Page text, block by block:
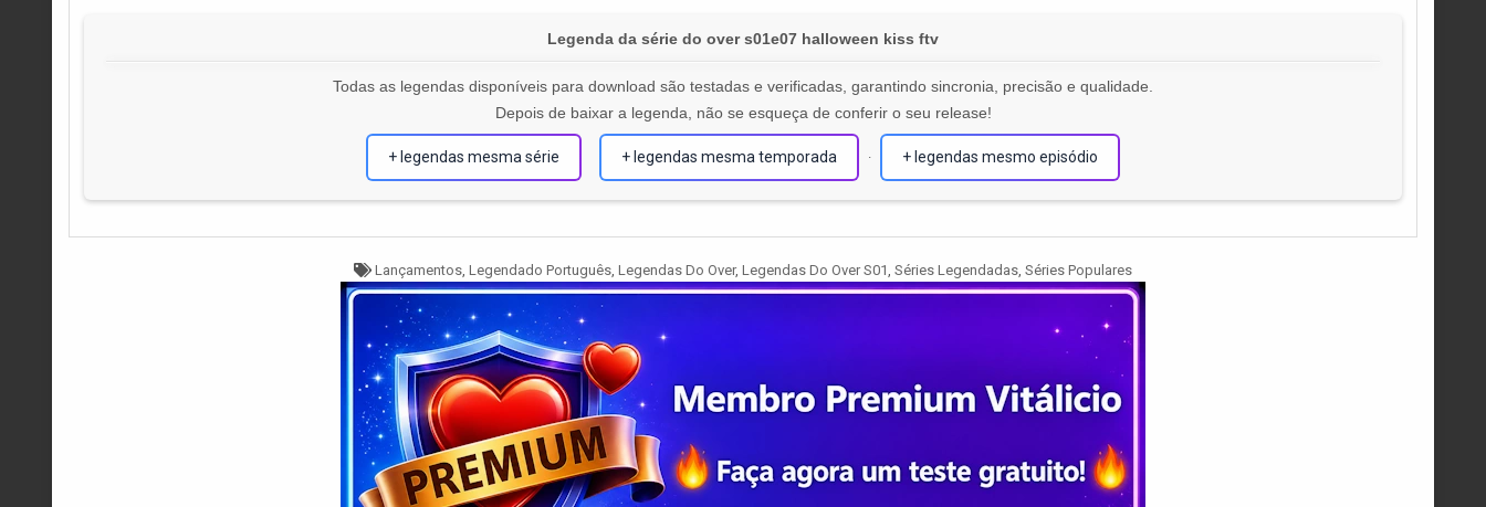
Legenda da série do over s01e07 halloween kiss ftv
Todas as legendas disponíveis para download são testadas e verificadas, garantindo sincronia, precisão e qualidade.
Depois de baixar a legenda, não se esqueça de conferir o seu release!
+ legendas mesma série + legendas mesma temporada · + legendas mesmo episódio
Tagged
Lançamentos, Legendado Português, Legendas Do Over, Legendas Do Over S01, Séries Legendadas, Séries Populares